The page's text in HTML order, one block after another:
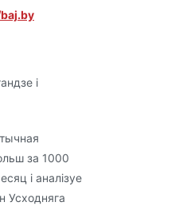
і
за 1000
і аналізуе
Усходняга